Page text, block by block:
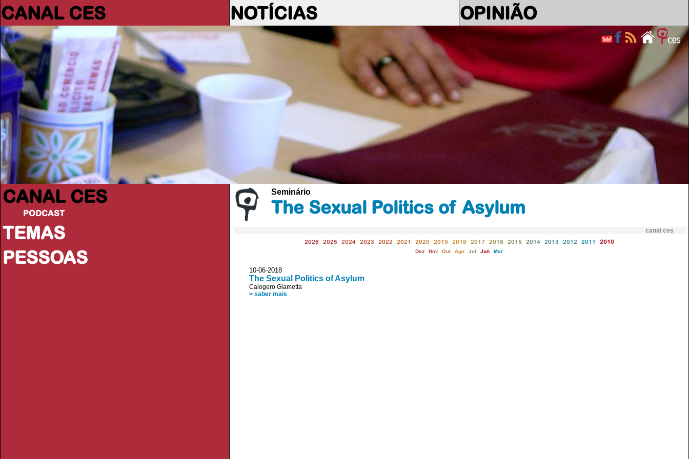
CANAL CES NOTÍCIAS OPINIÃO
CANAL CES
PODCAST
TEMAS
PESSOAS
Seminário
The Sexual Politics of Asylum
canal ces
2026 2025 2024 2023 2022 2021 2020 2019 2018 2017 2016 2015 2014 2013 2012 2011 2010
Dez Nov Out Ago Jul Jun Mar
10-06-2018
The Sexual Politics of Asylum
Calogero Giametta
> saber mais